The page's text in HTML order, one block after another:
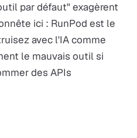
par défaut" exagèrent
ici : RunPod est le
avec l'IA comme
le mauvais outil si
des APIs